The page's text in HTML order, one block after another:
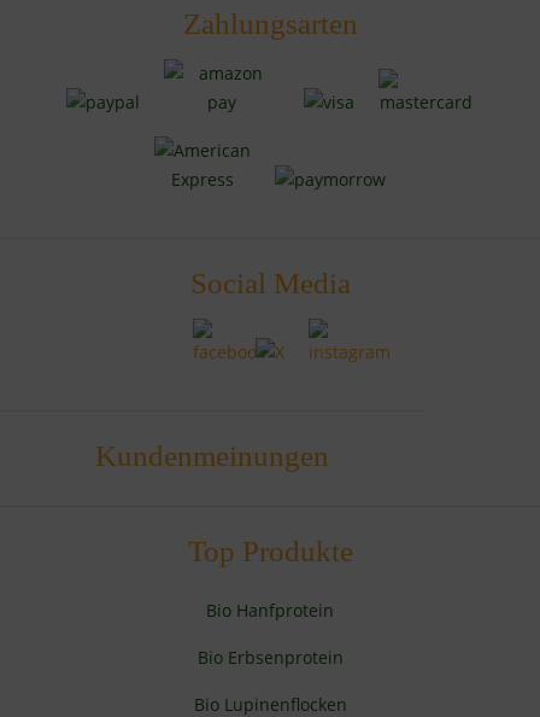
Zahlungsarten
Social Media
Kundenmeinungen
Top Produkte
Bio Hanfprotein
Bio Erbsenprotein
Bio Lupinenflocken